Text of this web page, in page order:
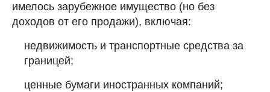
имелось зарубежное имущество (но без
доходов от его продажи), включая:
недвижимость и транспортные средства за
границей;
ценные бумаги иностранных компаний;